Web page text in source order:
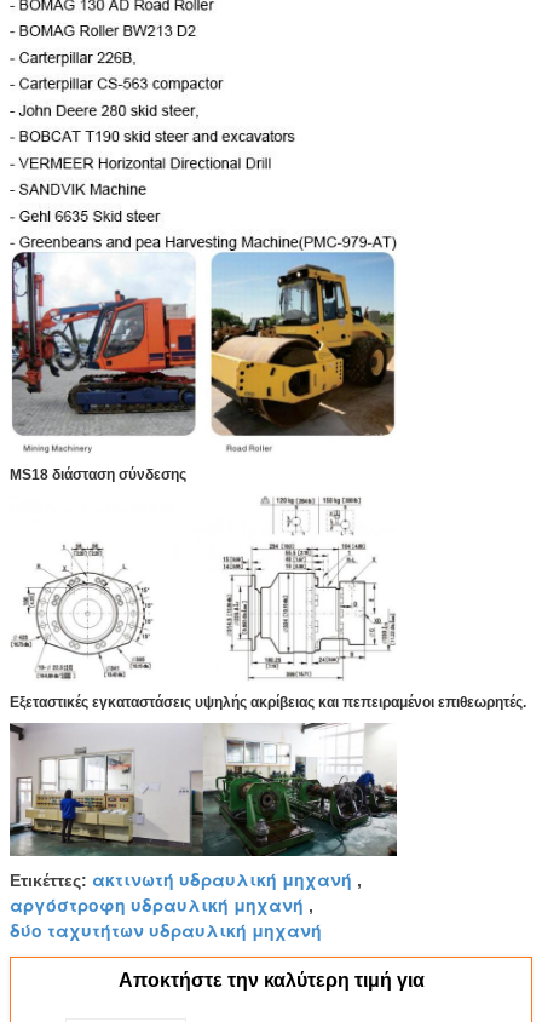
MS18 διάσταση σύνδεσης
Εξεταστικές εγκαταστάσεις υψηλής ακρίβειας και πεπειραμένοι επιθεωρητές.
Ετικέττες: ακτινωτή υδραυλική μηχανή ,
αργόστροφη υδραυλική μηχανή ,
δύο ταχυτήτων υδραυλική μηχανή
Αποκτήστε την καλύτερη τιμή για